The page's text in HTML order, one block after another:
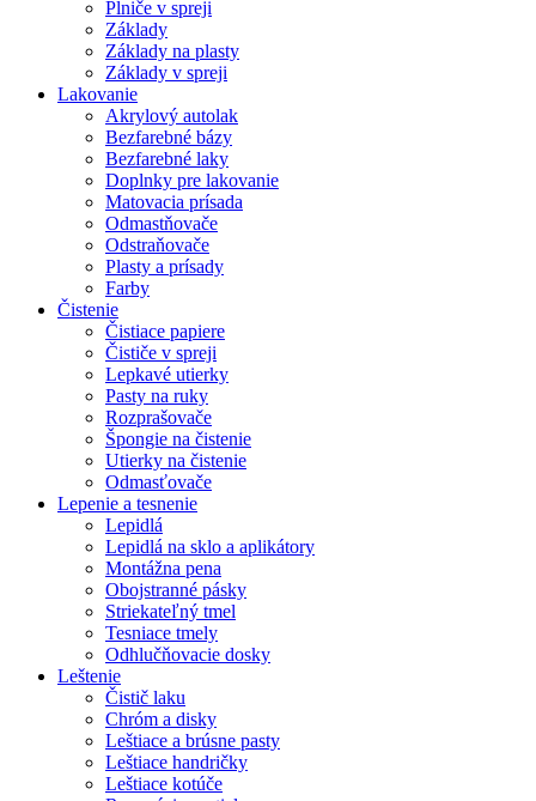
Plniče v spreji
Základy
Základy na plasty
Základy v spreji
Lakovanie
Akrylový autolak
Bezfarebné bázy
Bezfarebné laky
Doplnky pre lakovanie
Matovacia prísada
Odmastňovače
Odstraňovače
Plasty a prísady
Farby
Čistenie
Čistiace papiere
Čističe v spreji
Lepkavé utierky
Pasty na ruky
Rozprašovače
Špongie na čistenie
Utierky na čistenie
Odmasťovače
Lepenie a tesnenie
Lepidlá
Lepidlá na sklo a aplikátory
Montážna pena
Obojstranné pásky
Striekateľný tmel
Tesniace tmely
Odhlučňovacie dosky
Leštenie
Čistič laku
Chróm a disky
Leštiace a brúsne pasty
Leštiace handričky
Leštiace kotúče